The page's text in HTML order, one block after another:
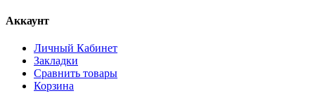
Аккаунт
Личный Кабинет
Закладки
Сравнить товары
Корзина